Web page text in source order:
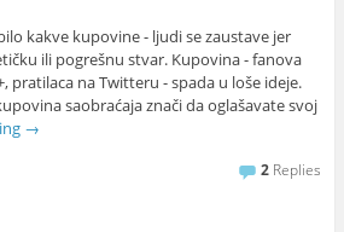
kakve kupovine - ljudi se zaustave jer
ili pogrešnu stvar. Kupovina - fanova
pratilaca na Twitteru - spada u loše ideje.
saobraćaja znači da oglašavate svoj
→
2 Replies